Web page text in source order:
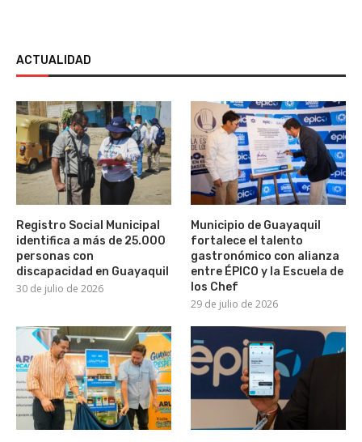
ACTUALIDAD
Registro Social Municipal
identifica a más de 25.000
personas con
discapacidad en Guayaquil
30 de julio de 2026
Municipio de Guayaquil
fortalece el talento
gastronómico con alianza
entre ÉPICO y la Escuela de
los Chef
29 de julio de 2026